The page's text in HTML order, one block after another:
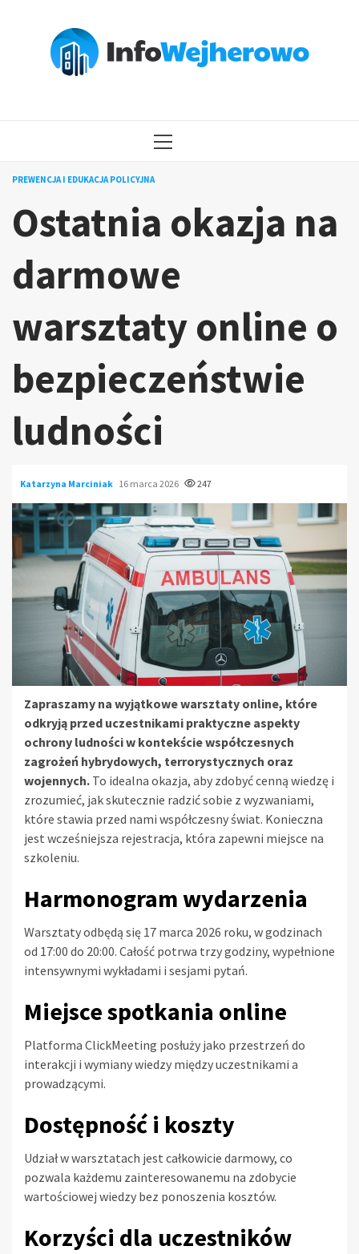
MENU
PREWENCJA I EDUKACJA POLICYJNA
Ostatnia okazja na
darmowe
warsztaty online o
bezpieczeństwie
ludności
Katarzyna Marciniak 16 marca 2026 247
Zapraszamy na wyjątkowe warsztaty online, które
odkryją przed uczestnikami praktyczne aspekty
ochrony ludności w kontekście współczesnych
zagrożeń hybrydowych, terrorystycznych oraz
wojennych. To idealna okazja, aby zdobyć cenną wiedzę i
zrozumieć, jak skutecznie radzić sobie z wyzwaniami,
które stawia przed nami współczesny świat. Konieczna
jest wcześniejsza rejestracja, która zapewni miejsce na
szkoleniu.
Harmonogram wydarzenia
Warsztaty odbędą się 17 marca 2026 roku, w godzinach
od 17:00 do 20:00. Całość potrwa trzy godziny, wypełnione
intensywnymi wykładami i sesjami pytań.
Miejsce spotkania online
Platforma ClickMeeting posłuży jako przestrzeń do
interakcji i wymiany wiedzy między uczestnikami a
prowadzącymi.
Dostępność i koszty
Udział w warsztatach jest całkowicie darmowy, co
pozwala każdemu zainteresowanemu na zdobycie
wartościowej wiedzy bez ponoszenia kosztów.
Korzyści dla uczestników